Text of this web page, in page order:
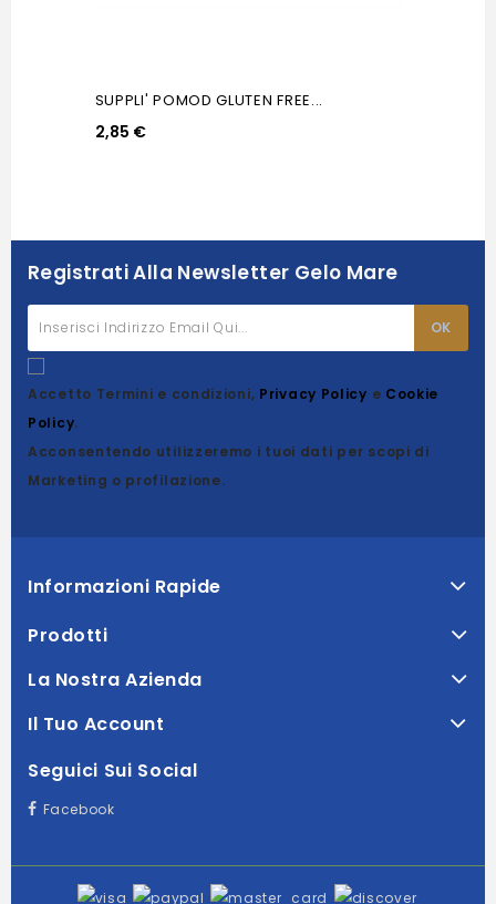
SUPPLI' POMOD GLUTEN FREE...
2,85 €
Registrati Alla Newsletter Gelo Mare
Accetto Termini e condizioni, Privacy Policy e Cookie
Policy.
Acconsentendo utilizzeremo i tuoi dati per scopi di
Marketing o profilazione.
Informazioni Rapide
Prodotti
La Nostra Azienda
Il Tuo Account
Seguici Sui Social
Facebook